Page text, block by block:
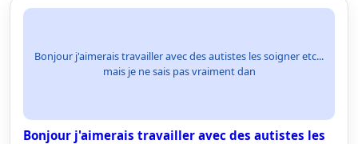
Bonjour j'aimerais travailler avec des autistes les soigner etc...
mais je ne sais pas vraiment dan
Bonjour j'aimerais travailler avec des autistes les